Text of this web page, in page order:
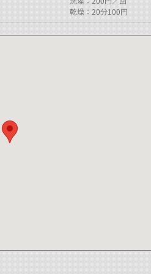
乾燥：20分100円